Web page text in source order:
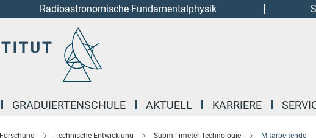
Radioastronomische Fundamentalphysik
GRADUIERTENSCHULE AKTUELL KARRIERE
Forschung Technische Entwicklung Submillimeter-Technologie Mitarbeitende